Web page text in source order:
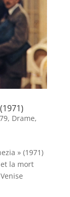
, Drame,
» (1971)
la mort